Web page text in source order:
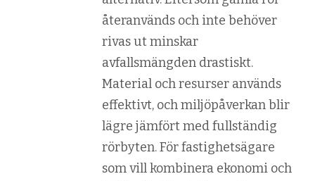
återanvänds och inte behöver
rivas ut minskar
avfallsmängden drastiskt.
Material och resurser används
effektivt, och miljöpåverkan blir
lägre jämfört med fullständig
rörbyten. För fastighetsägare
som vill kombinera ekonomi och